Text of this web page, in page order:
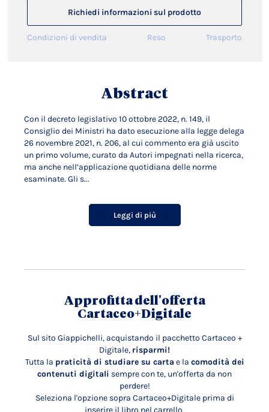
Richiedi informazioni sul prodotto
Condizioni di vendita Reso Trasporto
Abstract
Con il decreto legislativo 10 ottobre 2022, n. 149, il
Consiglio dei Ministri ha dato esecuzione alla legge delega
26 novembre 2021, n. 206, al cui commento era già uscito
un primo volume, curato da Autori impegnati nella ricerca,
ma anche nell’applicazione quotidiana delle norme
esaminate. Gli s...
Leggi di più
Approfitta dell'offerta
Cartaceo+Digitale
Sul sito Giappichelli, acquistando il pacchetto Cartaceo +
Digitale, risparmi!
Tutta la praticità di studiare su carta e la comodità dei
contenuti digitali sempre con te, un'offerta da non
perdere!
Seleziona l'opzione sopra Cartaceo+Digitale prima di
inserire il libro nel carrello.